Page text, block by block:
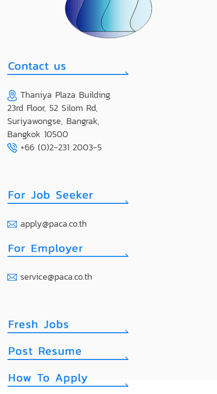
Thaniya Plaza Building
23rd Floor, 52 Silom Rd,
Suriyawongse, Bangrak,
Bangkok 10500
+66 (0)2-231 2003-5
apply@paca.co.th
service@paca.co.th